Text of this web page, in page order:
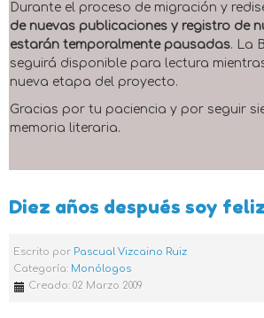
Durante el proceso de migración y
de nuevas publicaciones y registro de
estarán temporalmente pausadas. La
seguirá disponible para lectura
nueva etapa del proyecto.
Gracias por tu paciencia y por seguir
memoria literaria.
Diez años después soy
Escrito por Pascual Vizcaino Ruiz
Categoría: Monólogos
Creado: 02 Marzo 2009